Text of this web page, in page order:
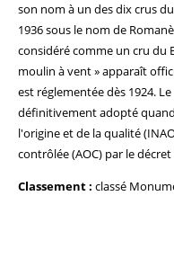
son nom à un des dix crus
1936 sous le nom de
considéré comme un cru du
moulin à vent » apparaît
est réglementée dès 1924.
définitivement adopté
l'origine et de la qualité
contrôlée (AOC) par le
Classement : classé